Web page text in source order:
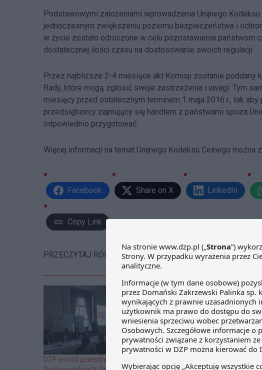
Podstawowymi założeniami wprowadzenia Unijnego
jednoczesnym zwiększeniu poziomu bezpieczeństwa i
w życie zostało odroczone w celu pozostawienia państwom
dostatecznej ilości czasu na dostosowanie swoich regulacji.
Przez najbliższe 2-4 miesiące akt Komisji zostanie poddany
Rady, które mogą zgłosić swoje zastrzeżenia i uwagi. Tym
miesięcy przed ostatecznym terminem 1 maja 2016 r., tak
przedsiębiorcy zajmujący się handlem z państwami spoza
odpowiednio przygotować.
Więcej informacji na temat Unijnego Kodeksu Celnego można
Facebook Share on X LinkedIn
Copy Link
PRZECZYTAJ RÓWNIEŻ:
DZP wśród uczestników